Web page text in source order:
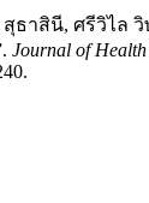
สินี, ศรีวิไล วิ
Journal of